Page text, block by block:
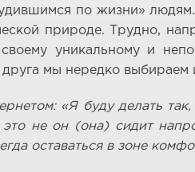
по жизни»
природе. Трудно,
уникальному и
мы нередко выбираем
«Я буду делать
не он (она) сидит
оставаться в зоне